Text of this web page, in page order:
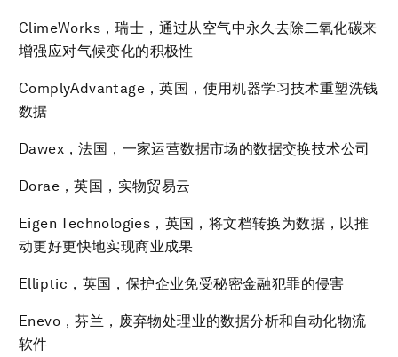
ClimeWorks，瑞士，通过从空气中永久去除二氧化碳来
增强应对气候变化的积极性
ComplyAdvantage，英国，使用机器学习技术重塑洗钱
数据
Dawex，法国，一家运营数据市场的数据交换技术公司
Dorae，英国，实物贸易云
Eigen Technologies，英国，将文档转换为数据，以推
动更好更快地实现商业成果
Elliptic，英国，保护企业免受秘密金融犯罪的侵害
Enevo，芬兰，废弃物处理业的数据分析和自动化物流
软件